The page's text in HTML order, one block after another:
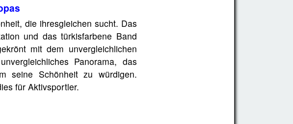
die ihresgleichen sucht. Das
und das türkisfarbene Band
mit dem unvergleichlichen
Panorama, das
seine Schönheit zu würdigen.
für Aktivsportler.